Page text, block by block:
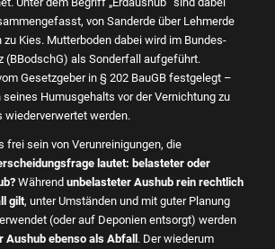
von Sanderde über Lehmerde
zu Kies. Mutterboden dabei wird im Bundes-
(BBodschG) als Sonderfall aufgeführt.
Gesetzgeber in § 202 BauGB festgelegt –
Humusgehalts vor der Vernichtung zu
wiederverwertet werden.
frei sein von Verunreinigungen, die
lautet: belasteter oder
Während unbelasteter Aushub rein rechtlich
gilt, unter Umständen und mit guter Planung
(oder auf Deponien entsorgt) werden
Aushub ebenso als Abfall . Der wiederum